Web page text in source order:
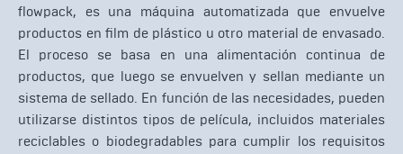
flowpack, es una máquina automatizada que envuelve
productos en film de plástico u otro material de envasado.
El proceso se basa en una alimentación continua de
productos, que luego se envuelven y sellan mediante un
sistema de sellado. En función de las necesidades, pueden
utilizarse distintos tipos de película, incluidos materiales
reciclables o biodegradables para cumplir los requisitos